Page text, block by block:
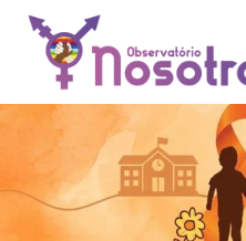
Pular
Conteúdo